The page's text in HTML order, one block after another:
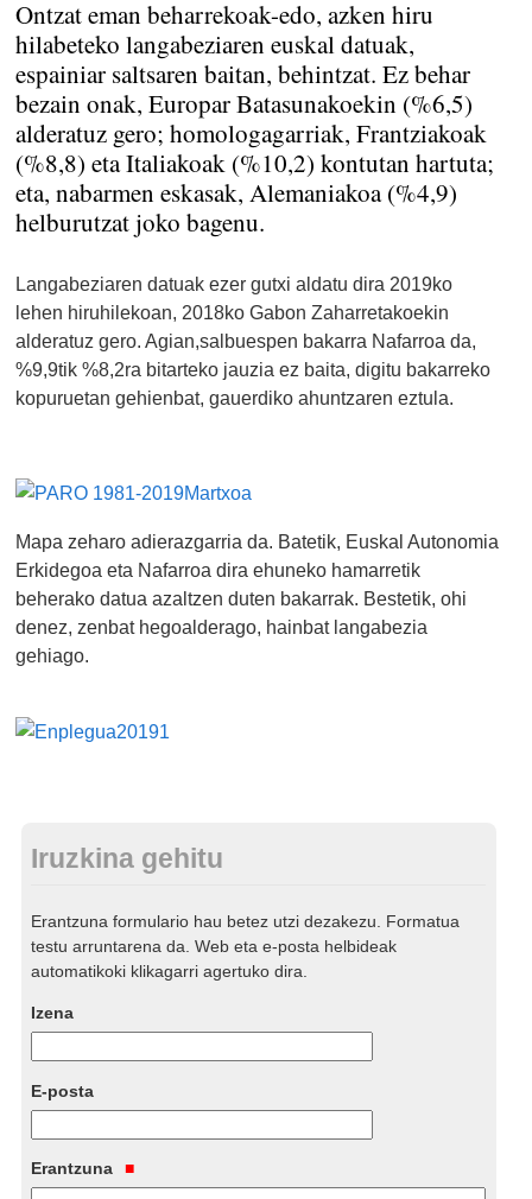
Ontzat eman beharrekoak-edo, azken hiru
hilabeteko langabeziaren euskal datuak,
espainiar saltsaren baitan, behintzat. Ez behar
bezain onak, Europar Batasunakoekin (%6,5)
alderatuz gero; homologagarriak, Frantziakoak
(%8,8) eta Italiakoak (%10,2) kontutan hartuta;
eta, nabarmen eskasak, Alemaniakoa (%4,9)
helburutzat joko bagenu.
Langabeziaren datuak ezer gutxi aldatu dira 2019ko
lehen hiruhilekoan, 2018ko Gabon Zaharretakoekin
alderatuz gero. Agian,salbuespen bakarra Nafarroa da,
%9,9tik %8,2ra bitarteko jauzia ez baita, digitu bakarreko
kopuruetan gehienbat, gauerdiko ahuntzaren eztula.
Mapa zeharo adierazgarria da. Batetik, Euskal Autonomia
Erkidegoa eta Nafarroa dira ehuneko hamarretik
beherako datua azaltzen duten bakarrak. Bestetik, ohi
denez, zenbat hegoalderago, hainbat langabezia
gehiago.
Iruzkina gehitu
Erantzuna formulario hau betez utzi dezakezu. Formatua
testu arruntarena da. Web eta e-posta helbideak
automatikoki klikagarri agertuko dira.
Izena
E-posta
Erantzuna